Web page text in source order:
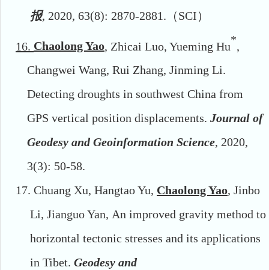
报, 2020, 63(8): 2870-2881. （SCI）
16. Chaolong Yao , Zhicai Luo, Yueming Hu*
Changwei Wang, Rui Zhang, Jinming Li.
Detecting droughts in southwest China from
GPS vertical position displacements. Journal of
Geodesy and Geoinformation Science, 2020,
3(3): 50-58.
17. Chuang Xu, Hangtao Yu, Chaolong Yao, Jinbo
Li, Jianguo Yan, An improved gravity method to
horizontal tectonic stresses and its applications
in Tibet. Geodesy and